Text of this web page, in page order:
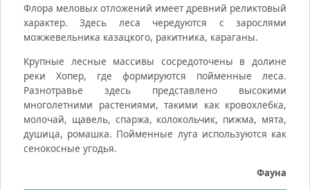
Флора меловых отложений имеет древний реликтовый
характер. Здесь леса чередуются с зарослями
можжевельника казацкого, ракитника, караганы.
Крупные лесные массивы сосредоточены в долине
реки Хопер, где формируются пойменные леса.
Разнотравье здесь представлено высокими
многолетними растениями, такими как кровохлебка,
молочай, щавель, спаржа, колокольчик, пижма, мята,
душица, ромашка. Пойменные луга используются как
сенокосные угодья.
Фауна